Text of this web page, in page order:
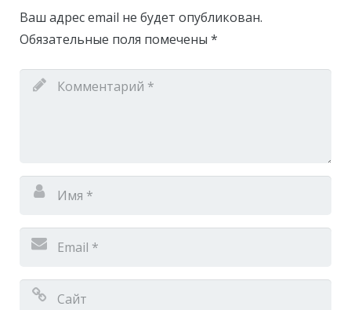
Ваш адрес email не будет опубликован.
Обязательные поля помечены *